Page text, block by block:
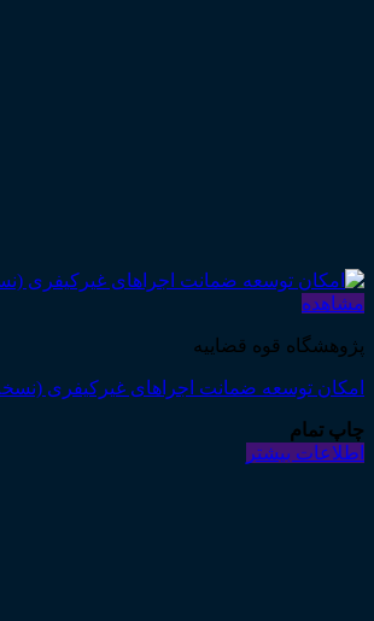
مشاهده
پژوهشگاه قوه قضاییه
امکان توسعه ضمانت اجراهای غیرکیفری
چاپ تمام
اطلاعات بیشتر